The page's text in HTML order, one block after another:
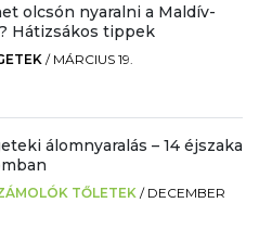
olcsón nyaralni a Maldív-
Hátizsákos tippek
/ MÁRCIUS 19.
álomnyaralás – 14 éjszaka
TŐLETEK / DECEMBER